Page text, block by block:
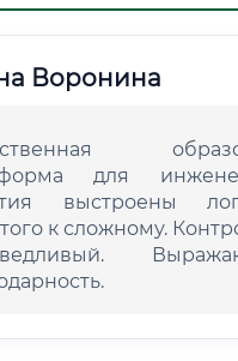
Воронина
для
выстроены
к сложному.